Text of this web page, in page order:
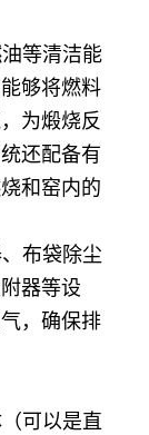
等清洁能
够将燃料
为煅烧反
还配备有
和窑内的
布袋除尘
器等设
，确保排
可以是直